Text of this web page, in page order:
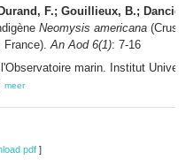
F.; Gouillieux, B.; Dancie,
Neomysis americana
France).An Aod 6(1): 7-16
marin. Institut
meer
pdf ]